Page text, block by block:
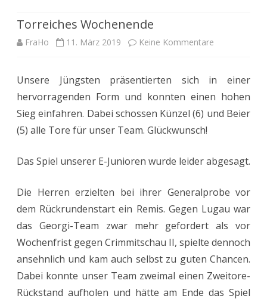
Torreiches Wochenende
FraHo 11. März 2019 Keine Kommentare
Wochenende
Unsere Jüngsten präsentierten sich in einer
hervorragenden Form und konnten einen hohen
Sieg einfahren. Dabei schossen Künzel (6) und Beier
(5) alle Tore für unser Team. Glückwunsch!
Das Spiel unserer E-Junioren wurde leider abgesagt.
Die Herren erzielten bei ihrer Generalprobe vor
dem Rückrundenstart ein Remis. Gegen Lugau war
das Georgi-Team zwar mehr gefordert als vor
Wochenfrist gegen Crimmitschau II, spielte dennoch
ansehnlich und kam auch selbst zu guten Chancen.
Dabei konnte unser Team zweimal einen Zweitore-
Rückstand aufholen und hätte am Ende das Spiel